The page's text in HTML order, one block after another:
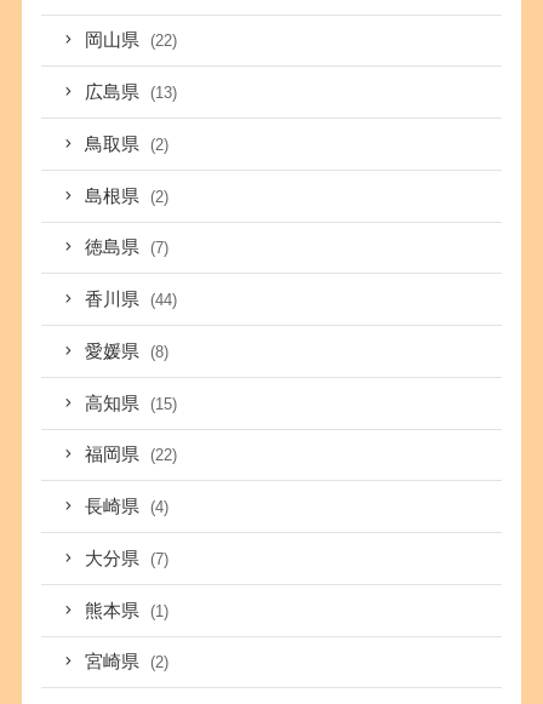
岡山県 (22)
広島県 (13)
鳥取県 (2)
島根県 (2)
徳島県 (7)
香川県 (44)
愛媛県 (8)
高知県 (15)
福岡県 (22)
長崎県 (4)
大分県 (7)
熊本県 (1)
宮崎県 (2)